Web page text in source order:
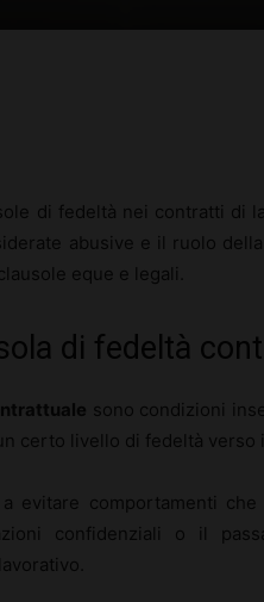
di fedeltà nei contratti di
abusive e il ruolo
eque e legali.
di fedeltà
sono condizioni
certo livello di fedeltà
evitare comportamenti che
confidenziali o il